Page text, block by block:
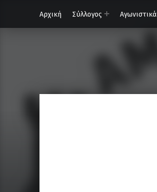
Αρχική
Σύλλογος Αγωνιστικά